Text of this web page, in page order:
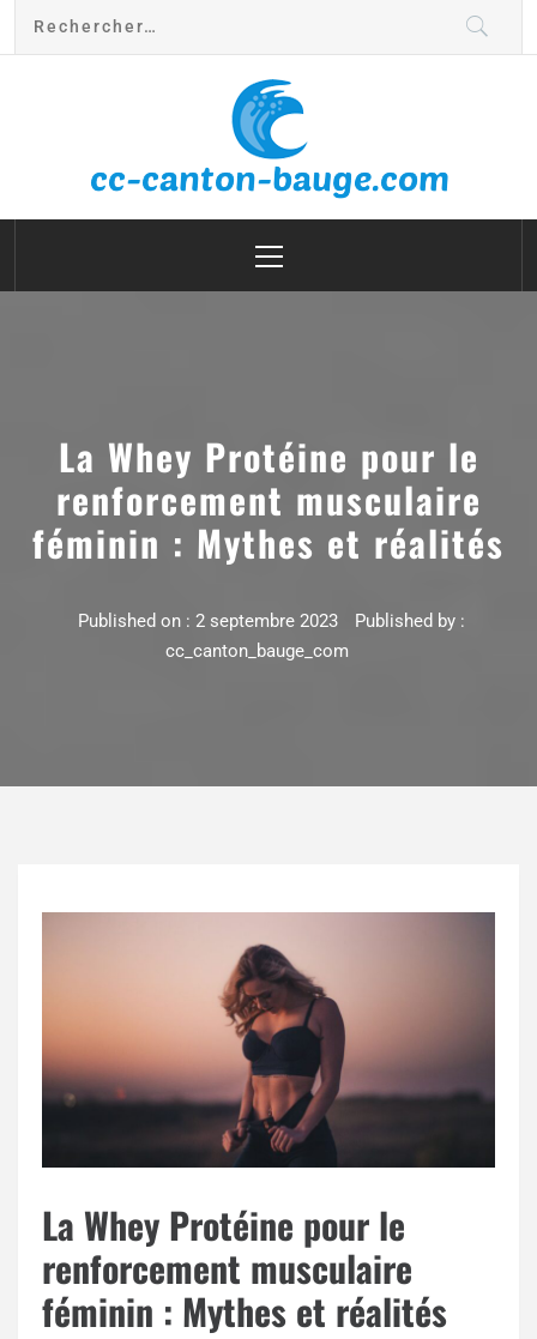
cc canton bauge
La Whey Protéine pour le
renforcement musculaire
féminin : Mythes et réalités
Published on : 2 septembre 2023
Published by :
cc_canton_bauge_com
La Whey Protéine pour le
renforcement musculaire
féminin : Mythes et réalités